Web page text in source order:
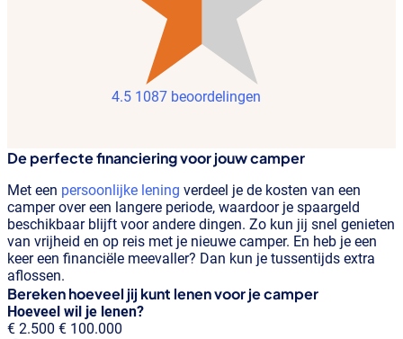
4.5 1087 beoordelingen
De perfecte financiering voor jouw camper
Met een persoonlijke lening verdeel je de kosten van een
camper over een langere periode, waardoor je spaargeld
beschikbaar blijft voor andere dingen. Zo kun jij snel genieten
van vrijheid en op reis met je nieuwe camper. En heb je een
keer een financiële meevaller? Dan kun je tussentijds extra
aflossen.
Bereken hoeveel jij kunt lenen voor je camper
Hoeveel wil je lenen?
€ 2.500 € 100.000